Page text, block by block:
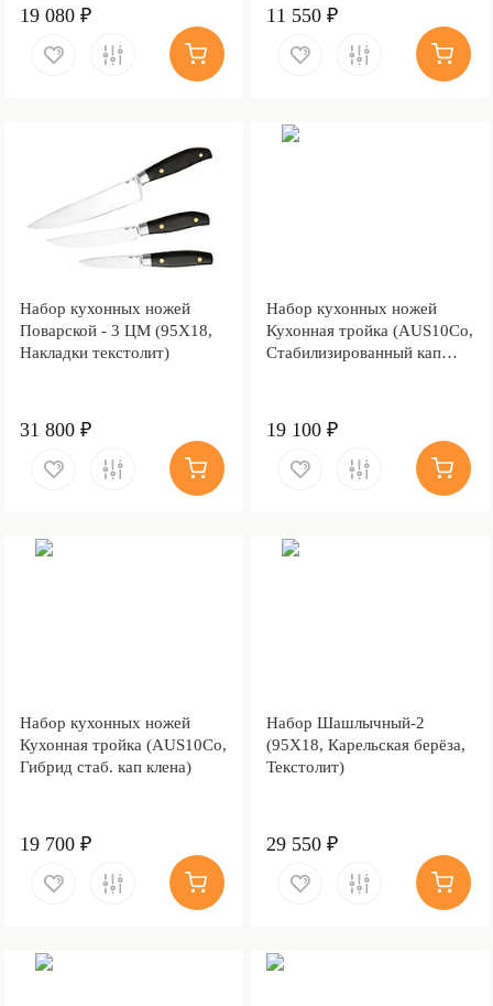
19 080 ₽ 11 550 ₽
Набор кухонных ножей
Поварской - 3 ЦМ (95Х18,
Накладки текстолит)
31 800 ₽
Набор кухонных ножей
Кухонная тройка (AUS10Co,
Стабилизированный кап
19 100 ₽
Набор кухонных ножей
Кухонная тройка (AUS10Co,
Гибрид стаб. кап клена)
19 700 ₽
Набор Шашлычный-2
(95Х18, Карельская берёза,
Текстолит)
29 550 ₽